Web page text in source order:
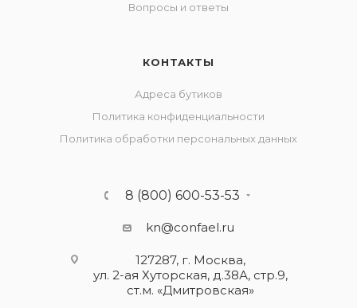
Вопросы и ответы
КОНТАКТЫ
Адреса бутиков
Политика конфиденциальности
Политика обработки персональных данных
8 (800) 600-53-53
kn@confael.ru
127287, г. Москва,
ул. 2-ая Хуторская, д.38А, стр.9,
ст.м. «Дмитровская»